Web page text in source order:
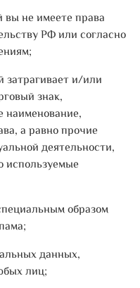
вы не имеете права
РФ или согласно
затрагивает и/или
знак,
наименование,
а равно прочие
деятельности,
образом
данных,
лиц;